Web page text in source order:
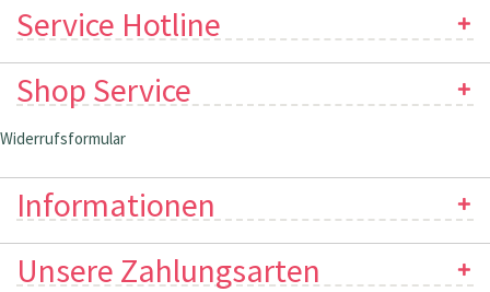
Service Hotline
Shop Service
Widerrufsformular
Informationen
Unsere Zahlungsarten